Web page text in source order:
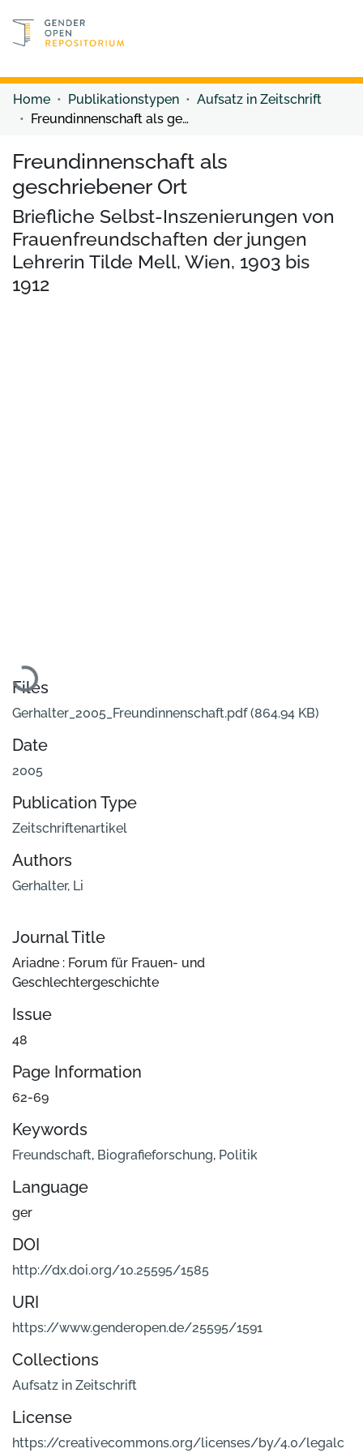
Discover content
Home Publikationstypen
Aufsatz in Zeitschrift
Freundinnenschaft als geschriebener Ort
Freundinnenschaft als
geschriebener Ort
Briefliche Selbst-Inszenierungen von
Frauenfreundschaften der jungen
Lehrerin Tilde Mell, Wien, 1903 bis
1912
Loading...
Files
Gerhalter_2005_Freundinnenschaft.pdf(864.94 KB)
Date
2005
Publication Type
Zeitschriftenartikel
Authors
Gerhalter, Li
Journal Title
Ariadne : Forum für Frauen- und
Geschlechtergeschichte
Issue
48
Page Information
62-69
Keywords
Freundschaft, Biografieforschung, Politik
Language
ger
DOI
http://dx.doi.org/10.25595/1585
URI
https://www.genderopen.de/25595/1591
Collections
Aufsatz in Zeitschrift
License
https://creativecommons.org/licenses/by/4.0/legalc